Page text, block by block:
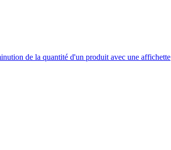
de la quantité d'un produit avec une affichette